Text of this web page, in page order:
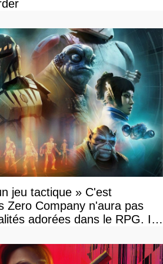
jeu tactique » C'est
Zero Company n'aura pas
adorées dans le RPG. Il